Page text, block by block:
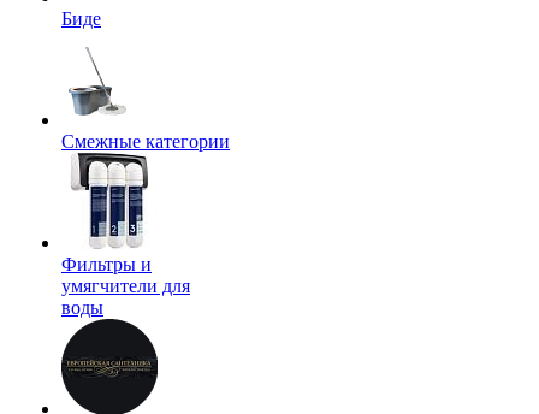
Биде
Смежные категории
Фильтры и
умягчители для
воды